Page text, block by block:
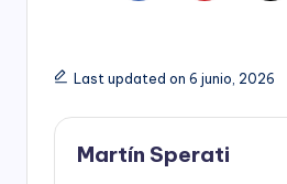
Last updated on 6 junio, 2026
Martín Sperati